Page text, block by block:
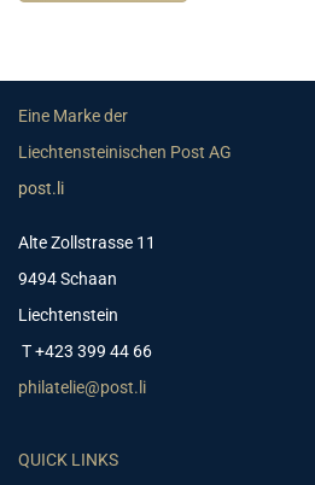
Eine Marke der
Liechtensteinischen Post AG
post.li
Alte Zollstrasse 11
9494 Schaan
Liechtenstein
T +423 399 44 66
philatelie@post.li
QUICK LINKS